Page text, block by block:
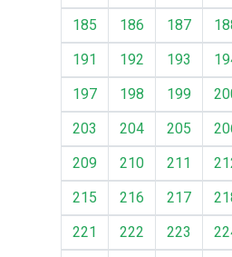
185
186 187
191
192 193
197
198 199
203
204 205
209
210 211
215
216 217
221
222 223